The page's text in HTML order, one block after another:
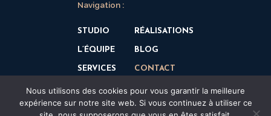
Navigation :
STUDIO
L’ÉQUIPE
SERVICES
RÉALISATIONS
BLOG
CONTACT
Nous utilisons des cookies pour vous garantir la meilleure
expérience sur notre site web. Si vous continuez à utiliser ce